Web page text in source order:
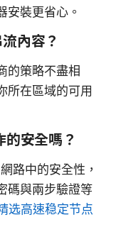
安裝更省心。
內容？
的策略不盡相
所在區域的可用
安全嗎？
路中的安全性，
碼與兩步驗證等
选高速稳定节点